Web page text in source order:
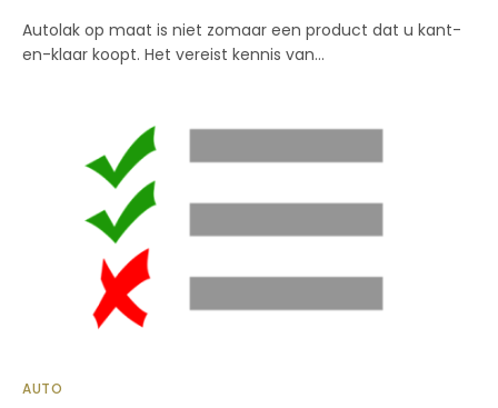
Autolak op maat is niet zomaar een product dat u kant-
en-klaar koopt. Het vereist kennis van…
AUTO